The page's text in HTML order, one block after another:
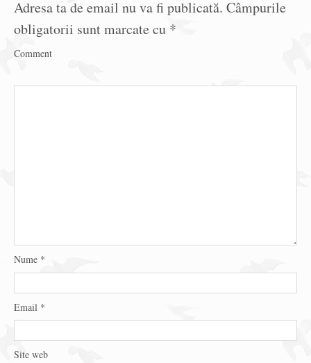
Adresa ta de email nu va fi publicată. Câmpurile
obligatorii sunt marcate cu *
Comment
Nume *
Email *
Site web